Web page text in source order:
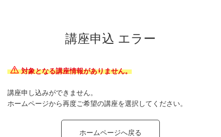
講座申込 エラー
対象となる講座情報がありません。
講座申し込みができません。
ホームページから再度ご希望の講座を選択してください。
ホームページへ戻る